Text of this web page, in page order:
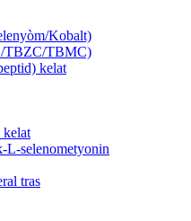
Kobalt)
TBZC/TBMC)
kelat
kelat
L-selenometyonin
tras